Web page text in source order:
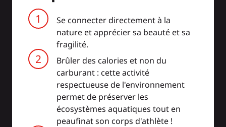
Se connecter directement à la
nature et apprécier sa beauté et sa
fragilité.
Brûler des calories et non du
carburant : cette activité
respectueuse de l'environnement
permet de préserver les
écosystèmes aquatiques tout en
peaufinat son corps d'athlète !